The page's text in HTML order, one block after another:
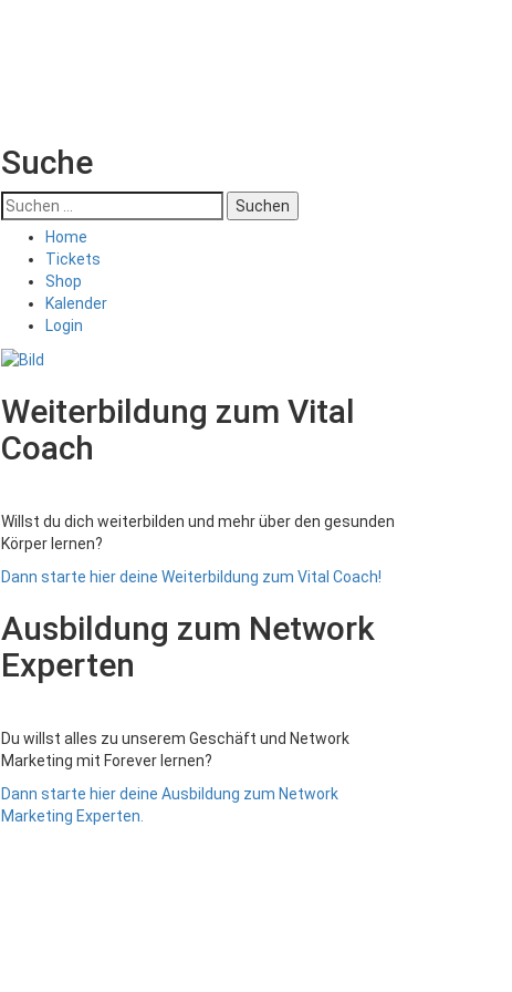
Suche
Suchen
nach:
Home
Tickets
Shop
Kalender
Login
Weiterbildung zum Vital
Coach
Willst du dich weiterbilden und mehr über den gesunden
Körper lernen?
Dann starte hier deine Weiterbildung zum Vital Coach!
Ausbildung zum Network
Experten
Du willst alles zu unserem Geschäft und Network
Marketing mit Forever lernen?
Dann starte hier deine Ausbildung zum Network
Marketing Experten.